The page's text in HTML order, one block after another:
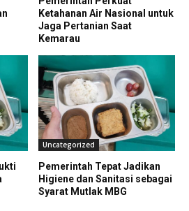
Ketahanan Air Nasional untuk
Jaga Pertanian Saat
Kemarau
Uncategorized
Pemerintah Tepat Jadikan
Higiene dan Sanitasi sebagai
Syarat Mutlak MBG